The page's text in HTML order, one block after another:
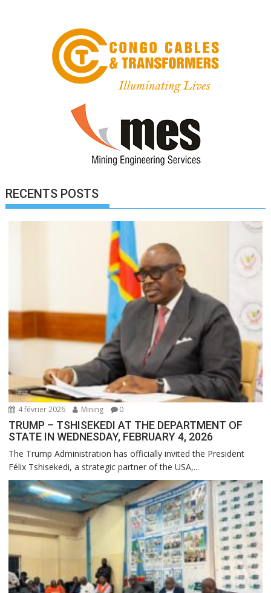
RECENTS POSTS
4 février 2026 Mining 0
TRUMP – TSHISEKEDI AT THE DEPARTMENT OF
STATE IN WEDNESDAY, FEBRUARY 4, 2026
The Trump Administration has officially invited the President
Félix Tshisekedi, a strategic partner of the USA,...